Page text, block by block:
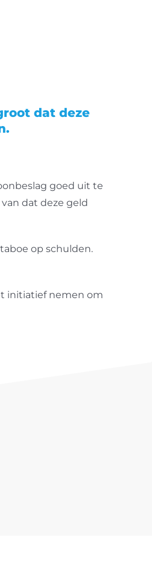
dat deze
goed uit te
dat deze geld
op schulden.
initiatief nemen om